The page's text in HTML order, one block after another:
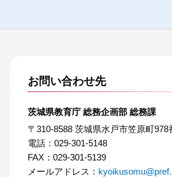
お問い合わせ先
茨城県教育庁 総務企画部 総務課
〒310-8588 茨城県水戸市笠原町978
電話：029-301-5148
FAX：029-301-5139
メールアドレス：